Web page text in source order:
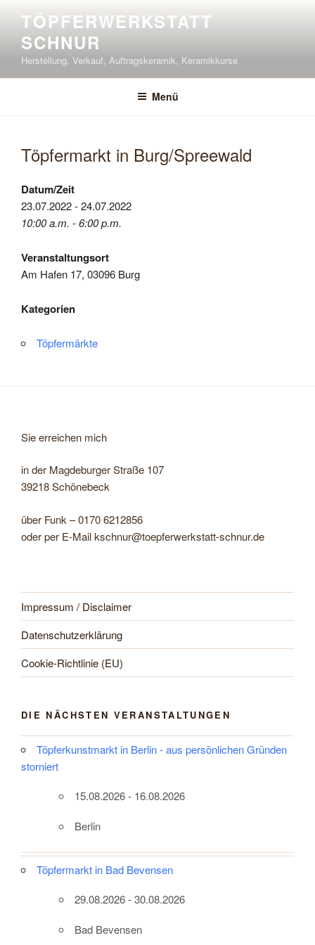
springen
TÖPFERWERKSTATT
SCHNUR
Herstellung, Verkauf, Auftragskeramik, Keramikkurse
Menü
Töpfermarkt in Burg/Spreewald
Datum/Zeit
23.07.2022 - 24.07.2022
10:00 a.m. - 6:00 p.m.
Veranstaltungsort
Am Hafen 17, 03096 Burg
Kategorien
Töpfermärkte
Sie erreichen mich
in der Magdeburger Straße 107
39218 Schönebeck
über Funk – 0170 6212856
oder per E-Mail kschnur@toepferwerkstatt-schnur.de
Impressum / Disclaimer
Datenschutzerklärung
Cookie-Richtlinie (EU)
DIE NÄCHSTEN VERANSTALTUNGEN
Töpferkunstmarkt in Berlin - aus persönlichen Gründen
storniert
15.08.2026 - 16.08.2026
Berlin
Töpfermarkt in Bad Bevensen
29.08.2026 - 30.08.2026
Bad Bevensen